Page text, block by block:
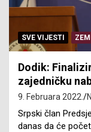
SVE VIJESTI
Dodik:
zajedničku
9. Februara 2022.
Srpski član
danas da će